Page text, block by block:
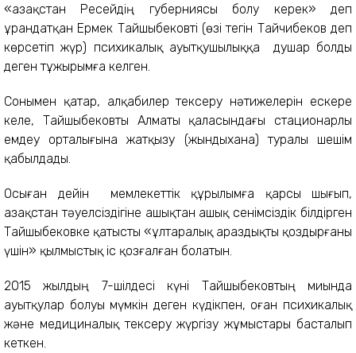
«Қазақстан Ресейдің губерниясы болу керек» деп
ұрандатқан Ермек Тайшыбековті (өзі тегін Тайчибеков деп
көрсетіп жүр) психикалық ауытқушылыққа душар болды
деген тұжырымға келген.
Сонымен қатар, алқабилер тексеру нәтижелерін ескере
келе, Тайшыбековты Алматы қаласындағы стационарлы
емдеу орталығына жатқызу (жындыхана) туралы шешім
қабылдады.
Осыған дейін мемлекеттік құрылымға қарсы шығып,
Қазақстан тәуелсіздігіне ашықтан ашық сенімсіздік білдірген
Тайшыбековке қатысты «ұлтаралық араздықты қоздырғаны
үшін» қылмыстық іс қозғалған болатын.
2015 жылдың 7-шілдесі күні Тайшыбековтың миында
ауытқулар болуы мүмкін деген күдікпен, оған психикалық
және медициналық тексеру жүргізу жұмыстары басталып
кеткен.